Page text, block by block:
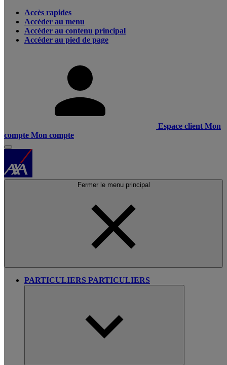
Accès rapides
Accéder au menu
Accéder au contenu principal
Accéder au pied de page
Espace client Mon
compte Mon compte
Fermer le menu principal
PARTICULIERS PARTICULIERS